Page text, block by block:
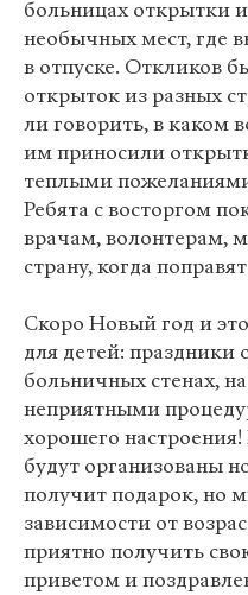
больницах открытки
необычных мест, где
в отпуске. Откликов
открыток из разных
ли говорить, в каком
им приносили
теплыми
Ребята с восторгом
врачам, волонтерам,
страну, когда
Скоро Новый год и
для детей: праздники
больничных стенах,
неприятными
хорошего
будут организованы
получит подарок, но
зависимости от
приятно получить
приветом и